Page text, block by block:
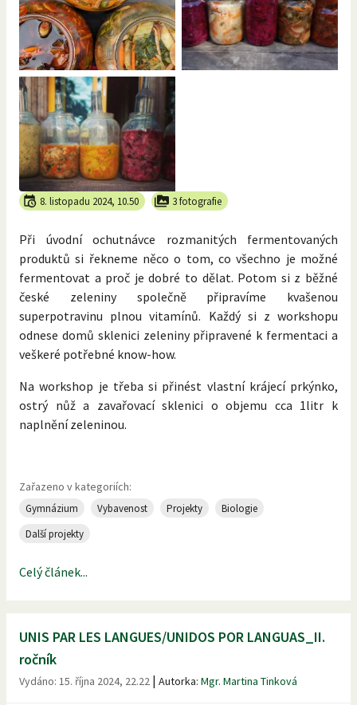
8. listopadu 2024, 10.50 3 fotografie
Při úvodní ochutnávce rozmanitých fermentovaných
produktů si řekneme něco o tom, co všechno je možné
fermentovat a proč je dobré to dělat. Potom si z běžné
české zeleniny společně připravíme kvašenou
superpotravinu plnou vitamínů. Každý si z workshopu
odnese domů sklenici zeleniny připravené k fermentaci a
veškeré potřebné know-how.
Na workshop je třeba si přinést vlastní krájecí prkýnko,
ostrý nůž a zavařovací sklenici o objemu cca 1litr k
naplnění zeleninou.
Zařazeno v kategoriích:
Gymnázium Vybavenost Projekty
Biologie
Další projekty
Celý článek...
UNIS PAR LES LANGUES/UNIDOS POR LANGUAS_II.
ročník
Vydáno: 15. října 2024, 22.22 | Autorka: Mgr. Martina Tinková